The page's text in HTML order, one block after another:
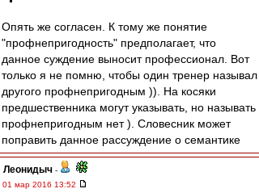
Опять же согласен. К тому же понятие
"профнепригодность" предполагает, что
данное суждение выносит профессионал. Вот
только я не помню, чтобы один тренер называл
другого профнепригодным )). На косяки
предшественника могут указывать, но называть
профнепригодным нет ). Словесник может
поправить данное рассуждение о семантике
Леонидыч -
01 мар 2016 13:52